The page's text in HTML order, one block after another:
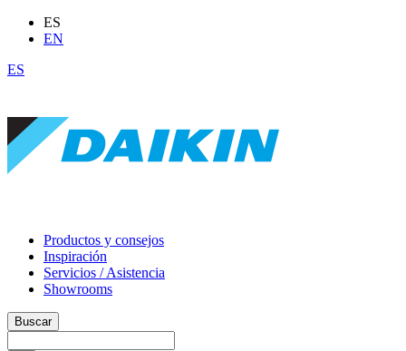
ES
EN
ES
Productos y consejos
Inspiración
Servicios / Asistencia
Showrooms
Buscar